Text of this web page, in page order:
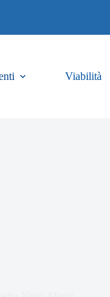
Viabilità